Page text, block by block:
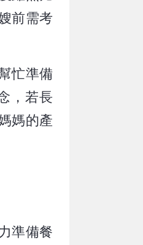
前需考
忙準備
，若長
媽的產
準備餐